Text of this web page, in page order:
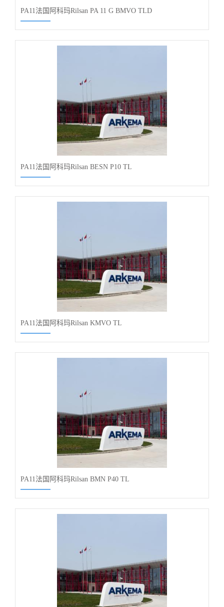
PA11法国阿科玛Rilsan PA 11 G BMVO TLD
PA11法国阿科玛Rilsan BESN P10 TL
PA11法国阿科玛Rilsan KMVO TL
PA11法国阿科玛Rilsan BMN P40 TL